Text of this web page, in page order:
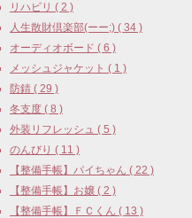
リハビリ ( 2 )
人生散財倶楽部(ーー;) ( 34 )
オーディオボード ( 6 )
メッシュジャケット ( 1 )
防錆 ( 29 )
冬支度 ( 8 )
外装リフレッシュ ( 5 )
のんびり ( 11 )
【整備手帳】パイちゃん ( 22 )
【整備手帳】お嬢 ( 2 )
【整備手帳】ＦＣくん ( 13 )